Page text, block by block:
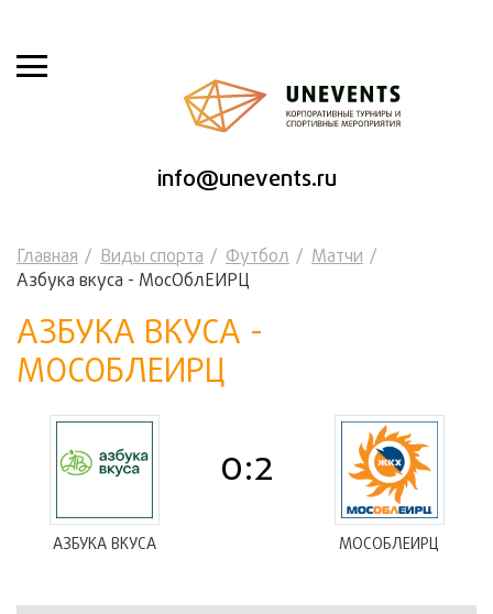
info@unevents.ru
Главная Виды спорта Футбол
Матчи
Азбука вкуса - МосОблЕИРЦ
АЗБУКА ВКУСА -
МОСОБЛЕИРЦ
АЗБУКА ВКУСА
0:2
МОСОБЛЕИРЦ